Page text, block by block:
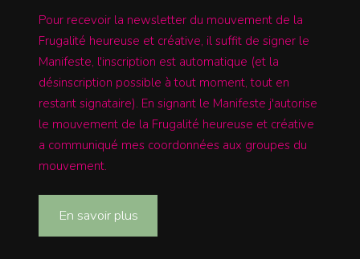
Pour recevoir la newsletter du mouvement de la
Frugalité heureuse et créative, il suffit de signer le
Manifeste, l'inscription est automatique (et la
désinscription possible à tout moment, tout en
restant signataire). En signant le Manifeste j'autorise
le mouvement de la Frugalité heureuse et créative
a communiqué mes coordonnées aux groupes du
mouvement.
En savoir plus